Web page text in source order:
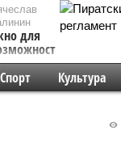
для
Спорт Культура